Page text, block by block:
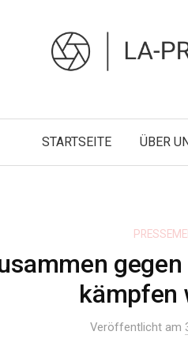
STARTSEITE ÜBER
kämpfen
Veröffentlicht am